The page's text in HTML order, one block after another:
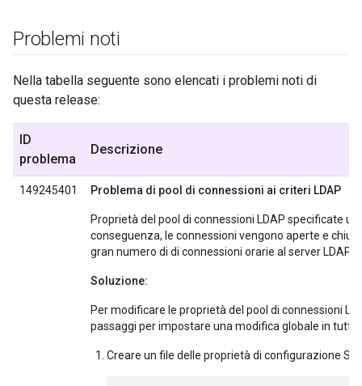
Problemi noti
Nella tabella seguente sono elencati i problemi noti di
questa release:
ID
problema
Descrizione
149245401 Problema di pool di connessioni ai criteri LDAP
Proprietà del pool di connessioni LDAP specificate
conseguenza, le connessioni vengono aperte e
gran numero di di connessioni orarie al server LDAP.
Soluzione:
Per modificare le proprietà del pool di connessioni
passaggi per impostare una modifica globale in tutti i
Creare un file delle proprietà di configurazione Se